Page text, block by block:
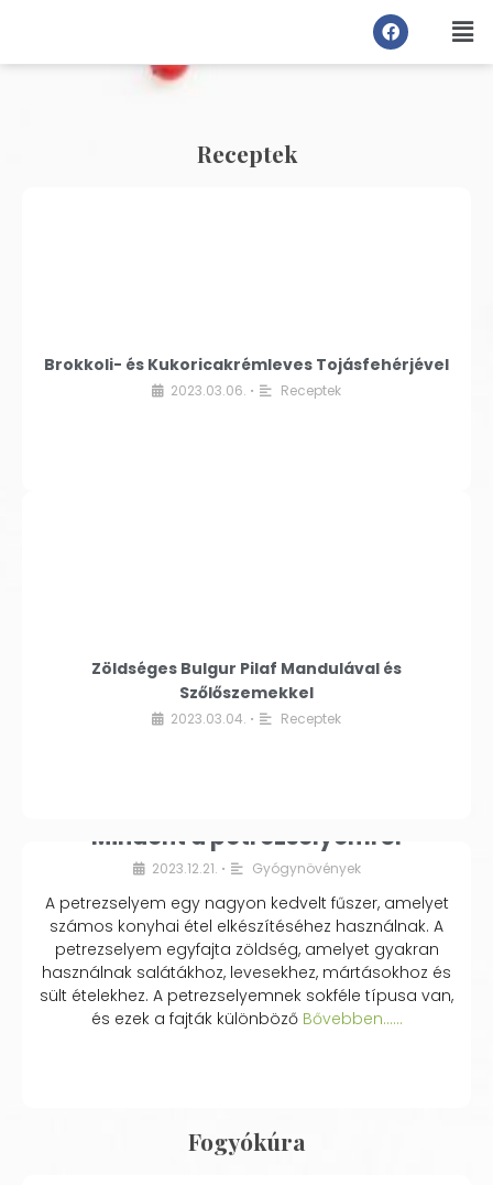
Receptek
Brokkoli- és Kukoricakrémleves Tojásfehérjével
2023.03.06. • Receptek
Zöldséges Bulgur Pilaf Mandulával és
Szőlőszemekkel
2023.03.04. • Receptek
Mindent a petrezselyemről
2023.12.21. • Gyógynövények
A petrezselyem egy nagyon kedvelt fűszer, amelyet
számos konyhai étel elkészítéséhez használnak. A
petrezselyem egyfajta zöldség, amelyet gyakran
használnak salátákhoz, levesekhez, mártásokhoz és
sült ételekhez. A petrezselyemnek sokféle típusa van,
és ezek a fajták különbözőBővebben...…
Fogyókúra